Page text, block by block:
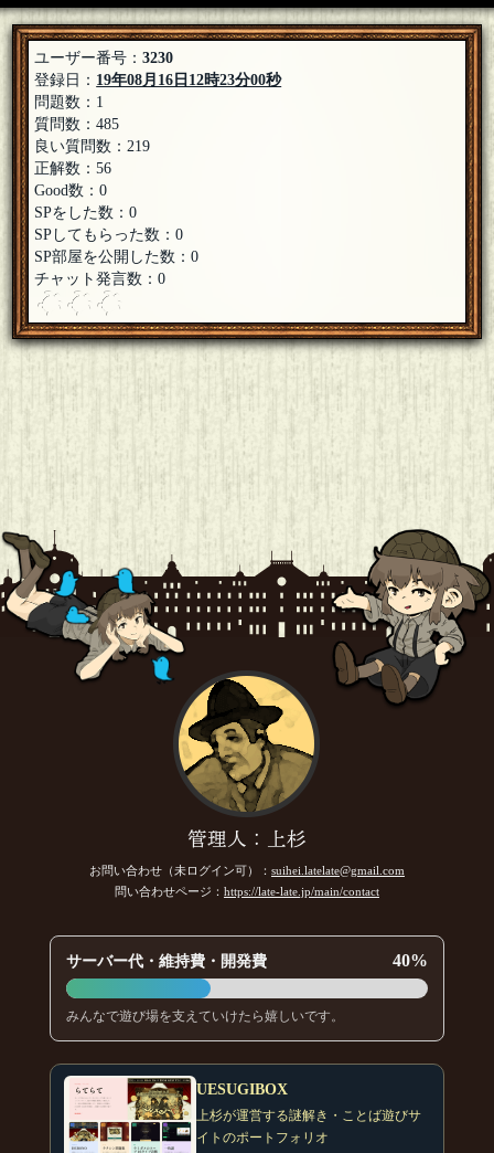
ユーザー番号：3230
登録日： 19年08月16日12時23分00秒
問題数：1
質問数：485
良い質問数：219
正解数：56
Good数：0
SPをした数：0
SPしてもらった数：0
SP部屋を公開した数：0
チャット発言数：0
管理人：上杉
お問い合わせ（未ログイン可）： suihei.latelate@gmail.com
問い合わせページ： https://late-late.jp/main/contact
サーバー代・維持費・開発費 40%
みんなで遊び場を支えていけたら嬉しいです。
UESUGIBOX
上杉が運営する謎解き・ことば遊びサ
イトのポートフォリオ